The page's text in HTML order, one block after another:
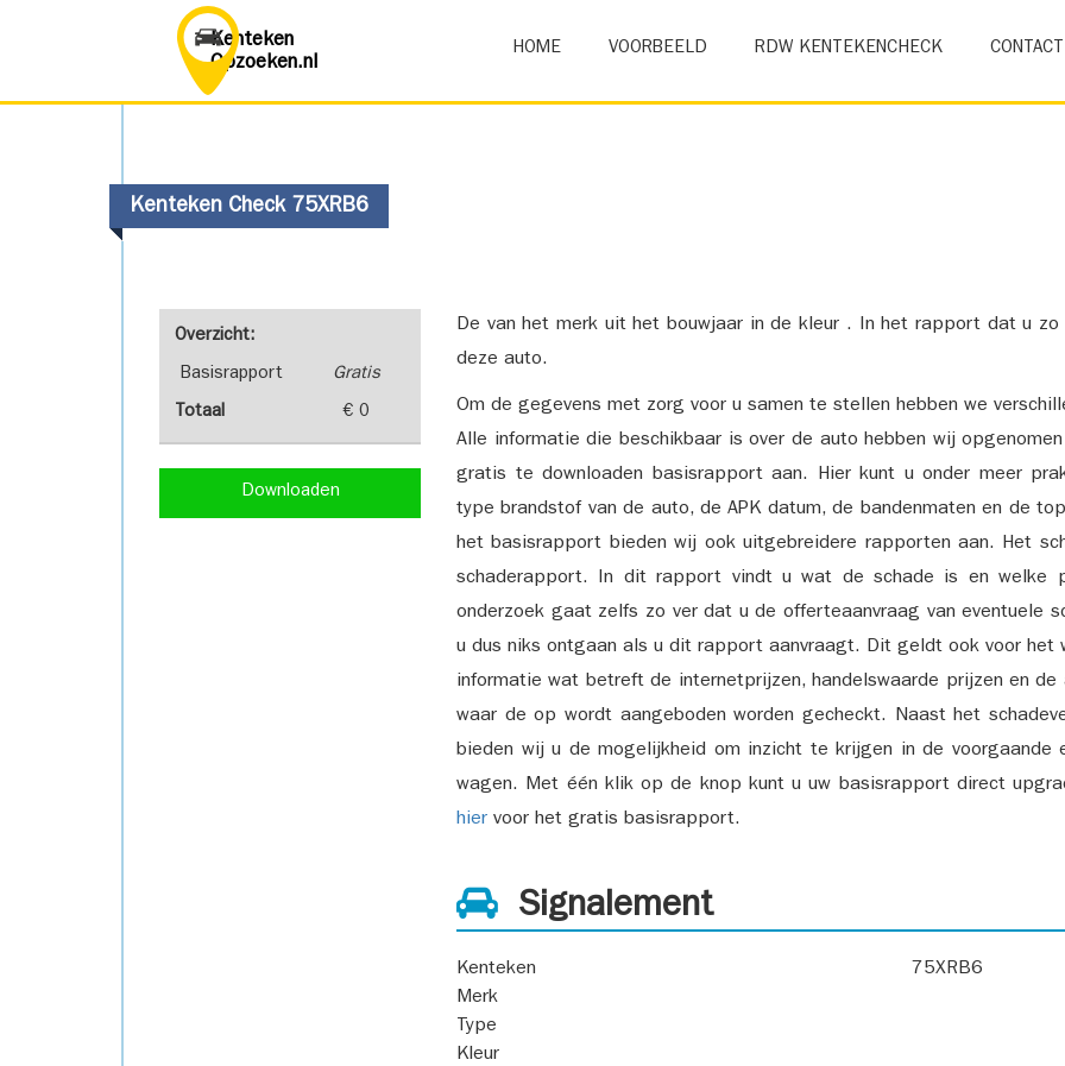
Kenteken
Opzoeken.nl
HOME VOORBEELD RDW KENTEKENCHECK CONTACT
Kenteken Check 75XRB6
Overzicht:
Basisrapport Gratis
Totaal € 0
Downloaden
De van het merk uit het bouwjaar in de kleur . In het rapport dat u
deze auto.
Om de gegevens met zorg voor u samen te stellen hebben we
Alle informatie die beschikbaar is over de auto hebben wij
gratis te downloaden basisrapport aan. Hier kunt u onder meer
type brandstof van de auto, de APK datum, de bandenmaten en de
het basisrapport bieden wij ook uitgebreidere rapporten aan. Het
schaderapport. In dit rapport vindt u wat de schade is en welke
onderzoek gaat zelfs zo ver dat u de offerteaanvraag van eventuele
u dus niks ontgaan als u dit rapport aanvraagt. Dit geldt ook voor
informatie wat betreft de internetprijzen, handelswaarde prijzen en
waar de op wordt aangeboden worden gecheckt. Naast het
bieden wij u de mogelijkheid om inzicht te krijgen in de voorgaande
wagen. Met één klik op de knop kunt u uw basisrapport direct
hier voor het gratis basisrapport.
Signalement
Kenteken
75XRB6
Merk
Type
Kleur